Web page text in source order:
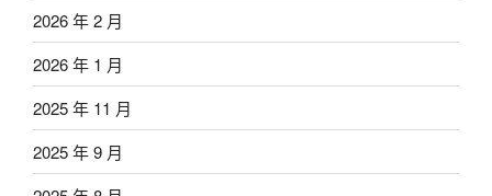
2026 年 2 月
2026 年 1 月
2025 年 11 月
2025 年 9 月